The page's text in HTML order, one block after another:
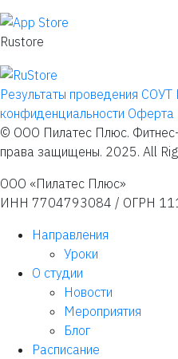
Rustore
Результаты проведения СОУТ
конфиденциальности Оферта
© ООО Пилатес Плюс.
права защищены. 2025. All
ООО «Пилатес Плюс»
ИНН 7704793084 / ОГРН
Направления
Уроки
О студии
Новости
Мероприятия
Блог
Расписание